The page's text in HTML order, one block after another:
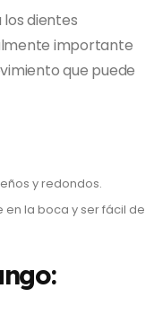
dientes
importante
que puede
y redondos.
la boca y ser fácil de